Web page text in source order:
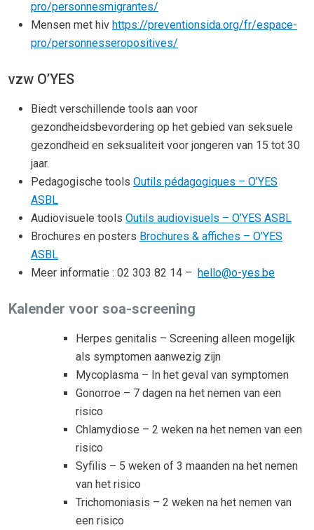
pro/personnesmigrantes/
Mensen met hiv https://preventionsida.org/fr/espace-
pro/personnesseropositives/
vzw O’YES
Biedt verschillende tools aan voor
gezondheidsbevordering op het gebied van seksuele
gezondheid en seksualiteit voor jongeren van 15 tot 30
jaar.
Pedagogische tools Outils pédagogiques – O’YES
ASBL
Audiovisuele tools Outils audiovisuels – O’YES ASBL
Brochures en posters Brochures & affiches – O’YES
ASBL
Meer informatie : 02 303 82 14 – hello@o-yes.be
Kalender voor soa-screening
Herpes genitalis – Screening alleen mogelijk
als symptomen aanwezig zijn
Mycoplasma – In het geval van symptomen
Gonorroe – 7 dagen na het nemen van een
risico
Chlamydiose – 2 weken na het nemen van een
risico
Syfilis – 5 weken of 3 maanden na het nemen
van het risico
Trichomoniasis – 2 weken na het nemen van
een risico